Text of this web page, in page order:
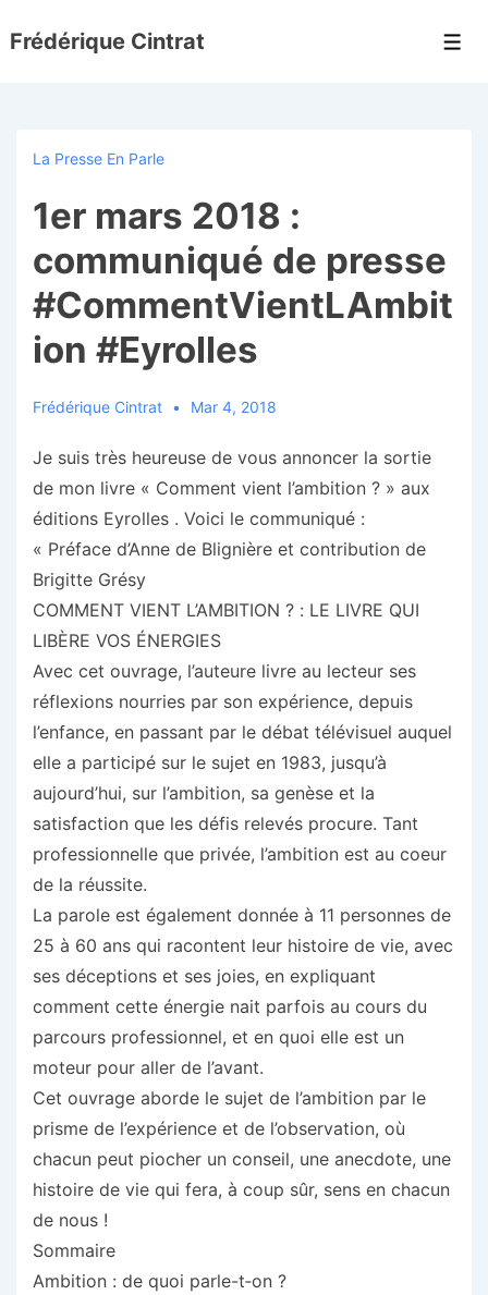
passer
Frédérique Cintrat
La Presse En Parle
1er mars 2018 :
communiqué de presse
#CommentVientLAmbit
ion #Eyrolles
Frédérique Cintrat Mar 4, 2018
Je suis très heureuse de vous annoncer la sortie
de mon livre « Comment vient l’ambition ? » aux
éditions Eyrolles . Voici le communiqué :
« Préface d’Anne de Blignière et contribution de
Brigitte Grésy
COMMENT VIENT L’AMBITION ? : LE LIVRE QUI
LIBÈRE VOS ÉNERGIES
Avec cet ouvrage, l’auteure livre au lecteur ses
réflexions nourries par son expérience, depuis
l’enfance, en passant par le débat télévisuel auquel
elle a participé sur le sujet en 1983, jusqu’à
aujourd’hui, sur l’ambition, sa genèse et la
satisfaction que les défis relevés procure. Tant
professionnelle que privée, l’ambition est au coeur
de la réussite.
La parole est également donnée à 11 personnes de
25 à 60 ans qui racontent leur histoire de vie, avec
ses déceptions et ses joies, en expliquant
comment cette énergie nait parfois au cours du
parcours professionnel, et en quoi elle est un
moteur pour aller de l’avant.
Cet ouvrage aborde le sujet de l’ambition par le
prisme de l’expérience et de l’observation, où
chacun peut piocher un conseil, une anecdote, une
histoire de vie qui fera, à coup sûr, sens en chacun
de nous !
Sommaire
Ambition : de quoi parle-t‑on ?